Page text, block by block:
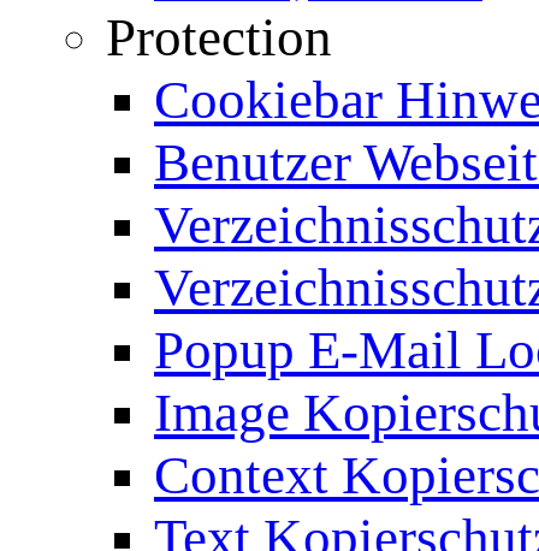
Protection
Cookiebar
Benutzer
Popup E-Mail
Image
Context
Text